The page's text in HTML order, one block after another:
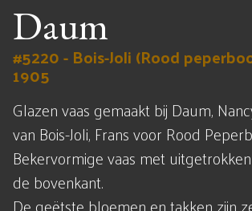
Daum
#5220 - Bois-Joli (Rood
1905
Glazen vaas gemaakt bij Daum,
van Bois-Joli, Frans voor Rood
Bekervormige vaas met
de bovenkant.